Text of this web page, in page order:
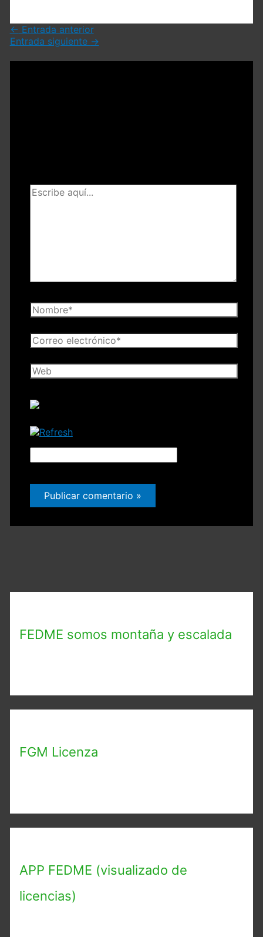
← Entrada anterior
Entrada siguiente →
Escribe
Nombre*
Correo
electrónico*
Web
FEDME somos montaña y escalada
FGM Licenza
APP FEDME (visualizado de
licencias)